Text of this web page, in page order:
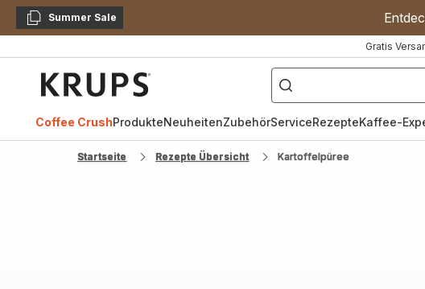
KopierenSummer Sale
Gratis
Coffee CrushProdukteNeuheitenZubehörServiceRezepteKaffee-
Startseite Rezepte Übersicht Kartoffelpüree